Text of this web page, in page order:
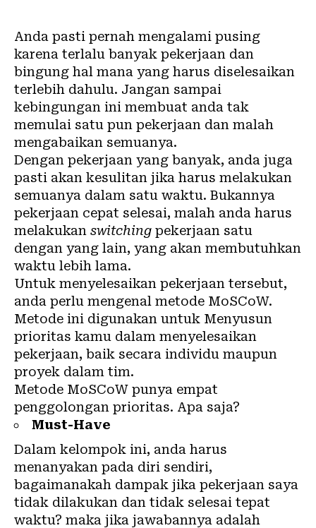
Anda pasti pernah mengalami pusing
karena terlalu banyak pekerjaan dan
bingung hal mana yang harus diselesaikan
terlebih dahulu. Jangan sampai
kebingungan ini membuat anda tak
memulai satu pun pekerjaan dan malah
mengabaikan semuanya.
Dengan pekerjaan yang banyak, anda juga
pasti akan kesulitan jika harus melakukan
semuanya dalam satu waktu. Bukannya
pekerjaan cepat selesai, malah anda harus
melakukan switching pekerjaan satu
dengan yang lain, yang akan membutuhkan
waktu lebih lama.
Untuk menyelesaikan pekerjaan tersebut,
anda perlu mengenal metode MoSCoW.
Metode ini digunakan untuk Menyusun
prioritas kamu dalam menyelesaikan
pekerjaan, baik secara individu maupun
proyek dalam tim.
Metode MoSCoW punya empat
penggolongan prioritas. Apa saja?
Must-Have
Dalam kelompok ini, anda harus
menanyakan pada diri sendiri,
bagaimanakah dampak jika pekerjaan saya
tidak dilakukan dan tidak selesai tepat
waktu? maka jika jawabannya adalah